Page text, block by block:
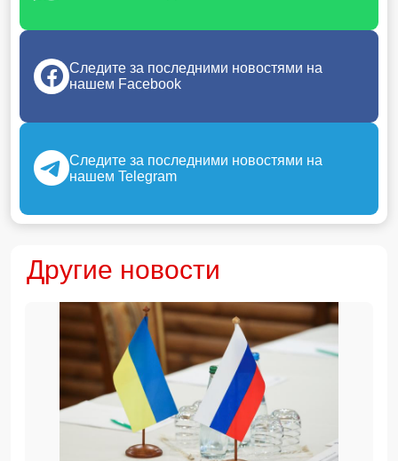
Следите за последними новостями на
нашем Facebook
Следите за последними новостями на
нашем Telegram
Другие новости